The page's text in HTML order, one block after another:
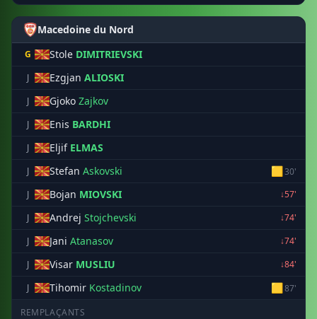
Macedoine du Nord
G Stole DIMITRIEVSKI
J Ezgjan ALIOSKI
J Gjoko Zajkov
J Enis BARDHI
J Eljif ELMAS
J Stefan Askovski 🟨30'
J
Bojan MIOVSKI
↓57'
J
Andrej Stojchevski
↓74'
J
Jani Atanasov
↓74'
J
Visar MUSLIU
↓84'
J
Tihomir Kostadinov 🟨87'
REMPLAÇANTS